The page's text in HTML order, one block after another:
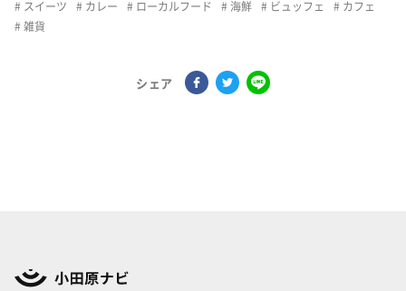
スイーツ カレー ローカルフード 海鮮 ビュッフェ
カフェ
雑貨
シェア